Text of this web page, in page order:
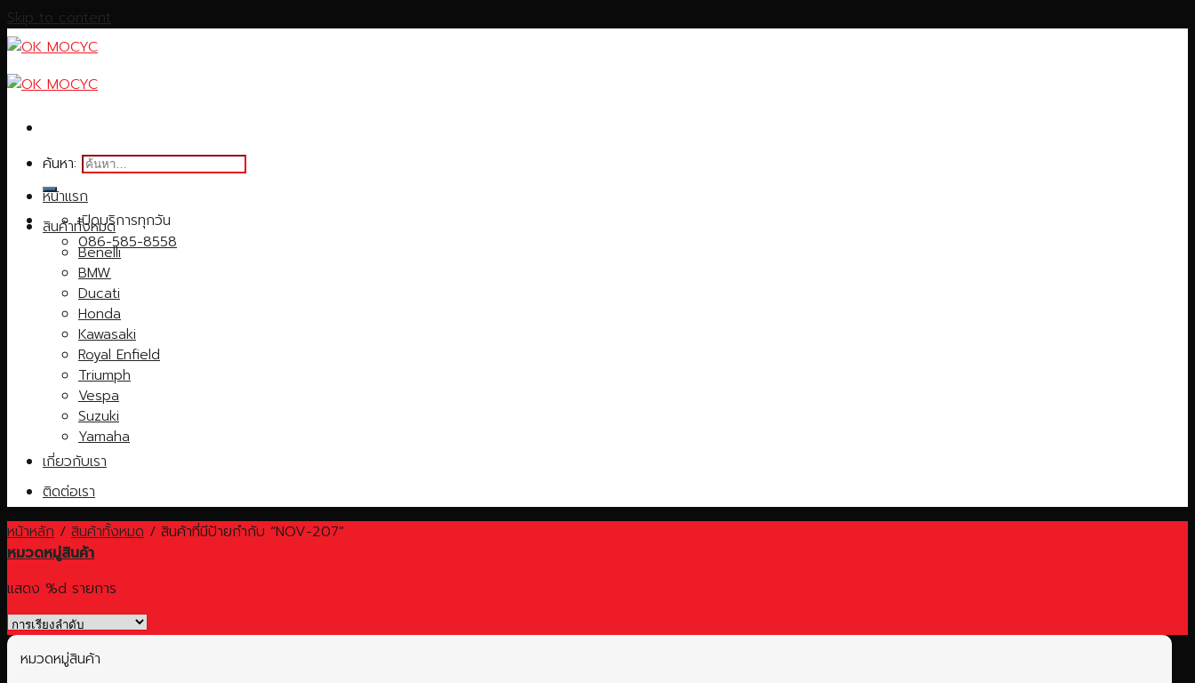
Skip to content
ค้นหา:
เปิดบริการทุกวัน
086-585-8558
หน้าแรก
สินค้าทั้งหมด
Benelli
BMW
Ducati
Honda
Kawasaki
Royal Enfield
Triumph
Vespa
Suzuki
Yamaha
เกี่ยวกับเรา
ติดต่อเรา
หน้าหลัก / สินค้าทั้งหมด / สินค้าที่มีป้ายกำกับ “NOV-207”
หมวดหมู่สินค้า
แสดง %d รายการ
หมวดหมู่สินค้า